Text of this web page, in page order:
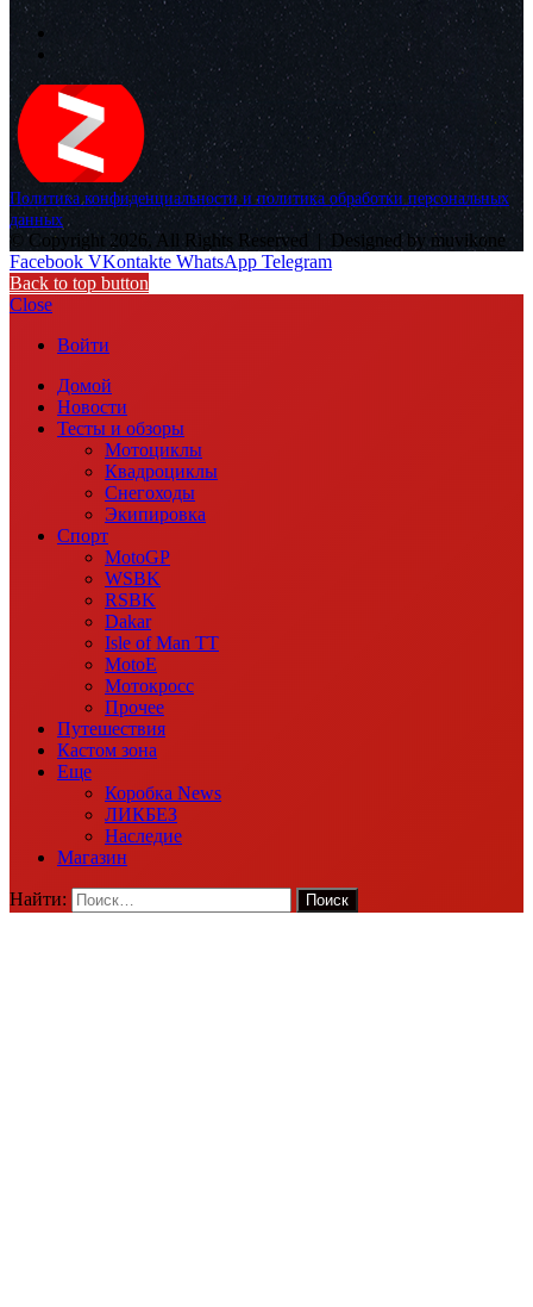
Политика конфиденциальности и политика обработки персональных
данных
© Copyright 2026, All Rights Reserved |
Designed by muvikone
Facebook VKontakte WhatsApp Telegram
Back to top button
Close
Войти
Домой
Новости
Тесты и обзоры
Мотоциклы
Квадроциклы
Снегоходы
Экипировка
Спорт
MotoGP
WSBK
RSBK
Dakar
Isle of Man TT
MotoE
Мотокросс
Прочее
Путешествия
Кастом зона
Еще
Коробка News
ЛИКБЕЗ
Наследие
Магазин
Найти: